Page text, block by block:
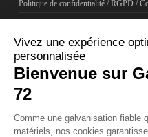
Politique de confidentialité / RGPD /
104 Zone d’Activités La Cour du Bois